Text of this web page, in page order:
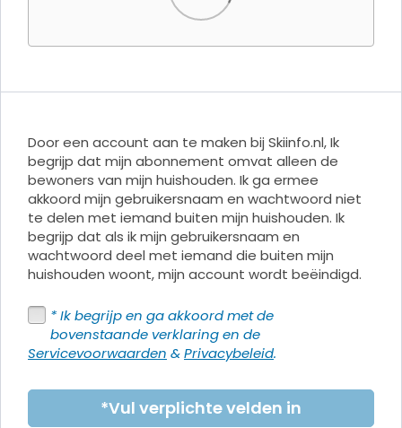
Google Pay
Door een account aan te maken bij Skiinfo.nl, Ik
begrijp dat mijn abonnement omvat alleen de
bewoners van mijn huishouden. Ik ga ermee
akkoord mijn gebruikersnaam en wachtwoord niet
te delen met iemand buiten mijn huishouden. Ik
begrijp dat als ik mijn gebruikersnaam en
wachtwoord deel met iemand die buiten mijn
huishouden woont, mijn account wordt beëindigd.
* Ik begrijp en ga akkoord met de
bovenstaande verklaring en de
Servicevoorwaarden &Privacybeleid.
*Vul verplichte velden in